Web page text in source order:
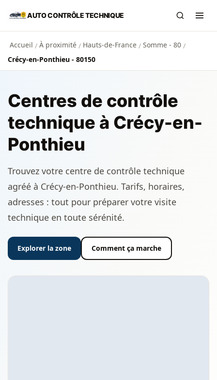
Aller au contenu principal
AUTO CONTRÔLE TECHNIQUE
Accueil / À proximité / Hauts-de-France / Somme - 80 /
Crécy-en-Ponthieu - 80150
Centres de contrôle
technique à Crécy-en-
Ponthieu
Trouvez votre centre de contrôle technique
agréé à Crécy-en-Ponthieu. Tarifs, horaires,
adresses : tout pour préparer votre visite
technique en toute sérénité.
Explorer la zone Comment ça marche